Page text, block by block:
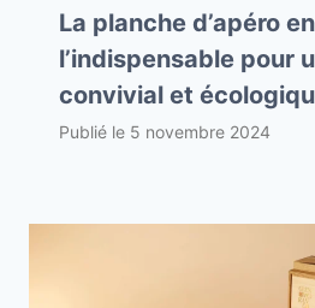
La planche d’apéro
l’indispensable pour
convivial et
Publié le 5 novembre 2024